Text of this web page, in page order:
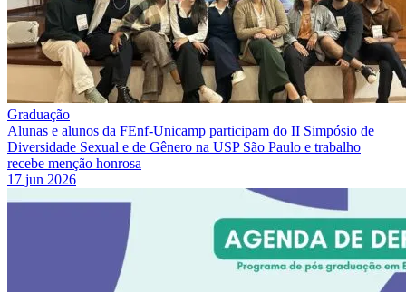
Graduação
Alunas e alunos da FEnf-Unicamp participam do II Simpósio de
Diversidade Sexual e de Gênero na USP São Paulo e trabalho
recebe menção honrosa
17 jun 2026